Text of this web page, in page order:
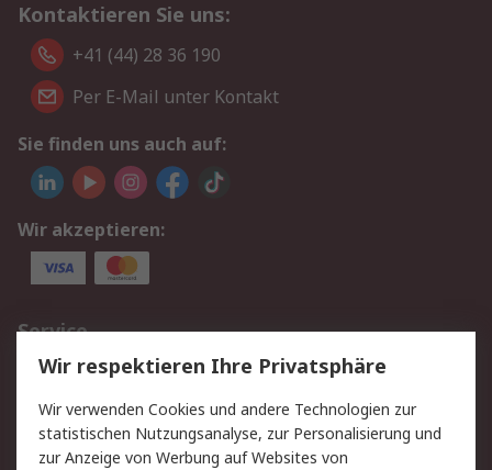
Kontaktieren Sie uns:
+41 (44) 28 36 190
Per E-Mail unter Kontakt
Sie finden uns auch auf:
Wir akzeptieren:
Service
Value Added Services
Lieferlösungen
Rücksendungen
Kontakt
Hilfe
Wir respektieren Ihre Privatsphäre
Wir verwenden Cookies und andere Technologien zur
statistischen Nutzungsanalyse, zur Personalisierung und
zur Anzeige von Werbung auf Websites von